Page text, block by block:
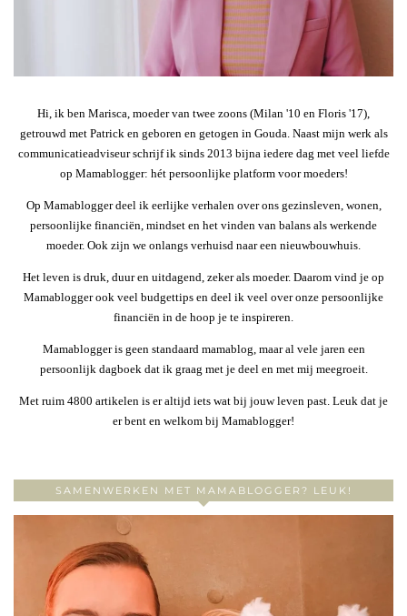
Hi, ik ben Marisca, moeder van twee zoons (Milan '10 en Floris '17),
getrouwd met Patrick en geboren en getogen in Gouda. Naast mijn werk als
communicatieadviseur schrijf ik sinds 2013 bijna iedere dag met veel liefde
op Mamablogger: hét persoonlijke platform voor moeders!
Op Mamablogger deel ik eerlijke verhalen over ons gezinsleven, wonen,
persoonlijke financiën, mindset en het vinden van balans als werkende
moeder. Ook zijn we onlangs verhuisd naar een nieuwbouwhuis.
Het leven is druk, duur en uitdagend, zeker als moeder. Daarom vind je op
Mamablogger ook veel budgettips en deel ik veel over onze persoonlijke
financiën in de hoop je te inspireren.
Mamablogger is geen standaard mamablog, maar al vele jaren een
persoonlijk dagboek dat ik graag met je deel en met mij meegroeit.
Met ruim 4800 artikelen is er altijd iets wat bij jouw leven past. Leuk dat je
er bent en welkom bij Mamablogger!
SAMENWERKEN MET MAMABLOGGER? LEUK!